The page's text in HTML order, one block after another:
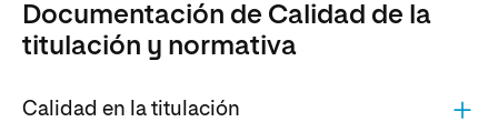
Documentación de Calidad de la
titulación y normativa
Calidad en la titulación